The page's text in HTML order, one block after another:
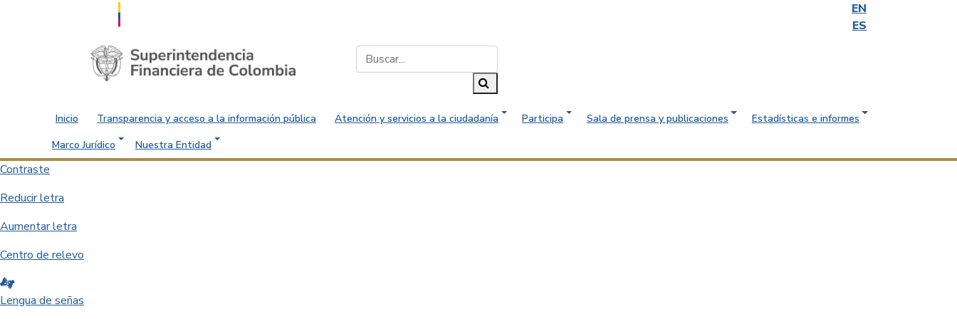
EN
ES
Saltar al contenido principal
Inicio Transparencia y acceso a la información pública Atención y servicios a la ciudadanía Participa Sala de prensa y publicaciones
Estadísticas e informes
Marco Jurídico
Nuestra Entidad
Contraste
Reducir letra
Aumentar letra
Centro de relevo
Lengua de señas